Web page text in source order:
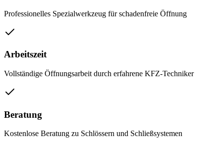
Professionelles Spezialwerkzeug für schadenfreie Öffnung
Arbeitszeit
Vollständige Öffnungsarbeit durch erfahrene KFZ-Techniker
Beratung
Kostenlose Beratung zu Schlössern und Schließsystemen